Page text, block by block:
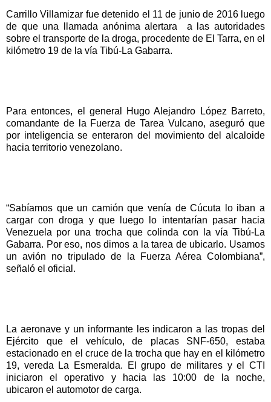
Carrillo Villamizar fue detenido el 11 de junio de 2016 luego
de que una llamada anónima alertara a las autoridades
sobre el transporte de la droga, procedente de El Tarra, en el
kilómetro 19 de la vía Tibú-La Gabarra.
Para entonces, el general Hugo Alejandro López Barreto,
comandante de la Fuerza de Tarea Vulcano, aseguró que
por inteligencia se enteraron del movimiento del alcaloide
hacia territorio venezolano.
“Sabíamos que un camión que venía de Cúcuta lo iban a
cargar con droga y que luego lo intentarían pasar hacia
Venezuela por una trocha que colinda con la vía Tibú-La
Gabarra. Por eso, nos dimos a la tarea de ubicarlo. Usamos
un avión no tripulado de la Fuerza Aérea Colombiana”,
señaló el oficial.
La aeronave y un informante les indicaron a las tropas del
Ejército que el vehículo, de placas SNF-650, estaba
estacionado en el cruce de la trocha que hay en el kilómetro
19, vereda La Esmeralda. El grupo de militares y el CTI
iniciaron el operativo y hacia las 10:00 de la noche,
ubicaron el automotor de carga.